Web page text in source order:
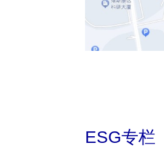
ESG专栏